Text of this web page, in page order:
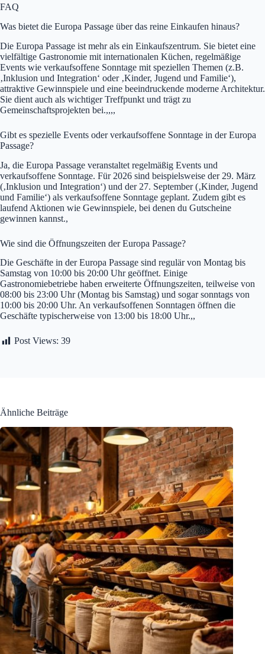
FAQ
Was bietet die Europa Passage über das reine Einkaufen hinaus?
Die Europa Passage ist mehr als ein Einkaufszentrum. Sie bietet eine
vielfältige Gastronomie mit internationalen Küchen, regelmäßige
Events wie verkaufsoffene Sonntage mit speziellen Themen (z.B.
‚Inklusion und Integration‘ oder ‚Kinder, Jugend und Familie‘),
attraktive Gewinnspiele und eine beeindruckende moderne Architektur.
Sie dient auch als wichtiger Treffpunkt und trägt zu
Gemeinschaftsprojekten bei.,,,,
Gibt es spezielle Events oder verkaufsoffene Sonntage in der Europa
Passage?
Ja, die Europa Passage veranstaltet regelmäßig Events und
verkaufsoffene Sonntage. Für 2026 sind beispielsweise der 29. März
(‚Inklusion und Integration‘) und der 27. September (‚Kinder, Jugend
und Familie‘) als verkaufsoffene Sonntage geplant. Zudem gibt es
laufend Aktionen wie Gewinnspiele, bei denen du Gutscheine
gewinnen kannst.,
Wie sind die Öffnungszeiten der Europa Passage?
Die Geschäfte in der Europa Passage sind regulär von Montag bis
Samstag von 10:00 bis 20:00 Uhr geöffnet. Einige
Gastronomiebetriebe haben erweiterte Öffnungszeiten, teilweise von
08:00 bis 23:00 Uhr (Montag bis Samstag) und sogar sonntags von
10:00 bis 20:00 Uhr. An verkaufsoffenen Sonntagen öffnen die
Geschäfte typischerweise von 13:00 bis 18:00 Uhr.,,
Post Views: 39
Ähnliche Beiträge